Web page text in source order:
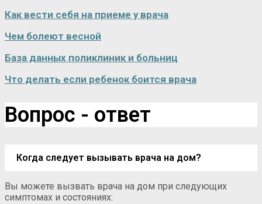
Как вести себя на приеме у врача
Чем болеют весной
База данных поликлиник и больниц
Что делать если ребенок боится врача
Вопрос - ответ
Когда следует вызывать врача на дом?
Вы можете вызвать врача на дом при следующих
симптомах и состояниях: